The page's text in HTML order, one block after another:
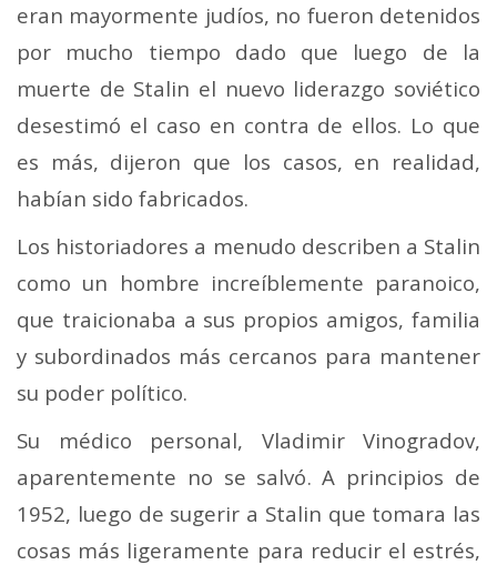
eran mayormente judíos, no fueron detenidos
por mucho tiempo dado que luego de la
muerte de Stalin el nuevo liderazgo soviético
desestimó el caso en contra de ellos. Lo que
es más, dijeron que los casos, en realidad,
habían sido fabricados.
Los historiadores a menudo describen a Stalin
como un hombre increíblemente paranoico,
que traicionaba a sus propios amigos, familia
y subordinados más cercanos para mantener
su poder político.
Su médico personal, Vladimir Vinogradov,
aparentemente no se salvó. A principios de
1952, luego de sugerir a Stalin que tomara las
cosas más ligeramente para reducir el estrés,